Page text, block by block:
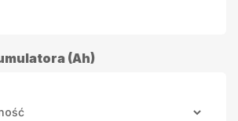
(Ah)